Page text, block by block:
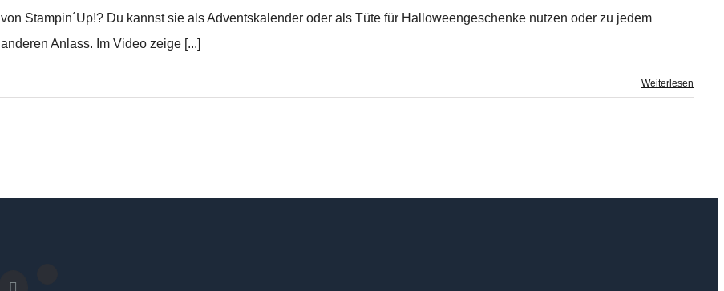
von Stampin´Up!? Du kannst sie als Adventskalender oder als Tüte für Halloweengeschenke nutzen oder zu jedem
anderen Anlass. Im Video zeige [...]
Weiterlesen